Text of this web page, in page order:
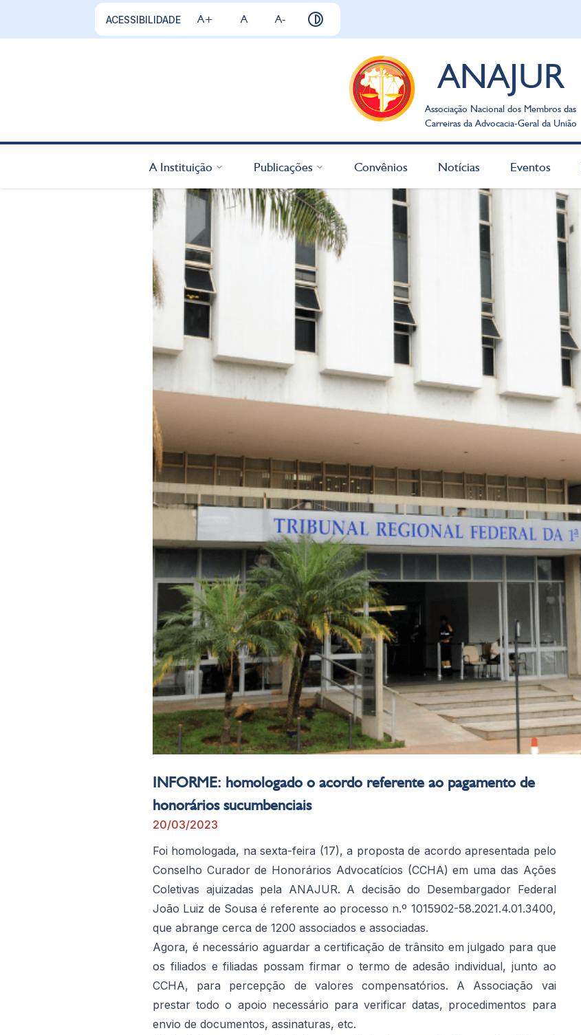
ACESSIBILIDADE A+ A A-
ANAJUR
Associação Nacional dos Membros das
Carreiras da Advocacia-Geral da União
A Instituição Publicações Convênios Notícias Eventos
INFORME: homologado o acordo referente ao pagamento de
honorários sucumbenciais
20/03/2023
Foi homologada, na sexta-feira (17), a proposta de acordo apresentada pelo
Conselho Curador de Honorários Advocatícios (CCHA) em uma das Ações
Coletivas ajuizadas pela ANAJUR. A decisão do Desembargador Federal
João Luiz de Sousa é referente ao processo n.º 1015902-58.2021.4.01.3400,
que abrange cerca de 1200 associados e associadas.
Agora, é necessário aguardar a certificação de trânsito em julgado para que
os filiados e filiadas possam firmar o termo de adesão individual, junto ao
CCHA, para percepção de valores compensatórios. A Associação vai
prestar todo o apoio necessário para verificar datas, procedimentos para
envio de documentos, assinaturas, etc.